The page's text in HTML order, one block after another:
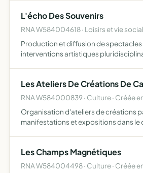
l'autonomie et l…
L'écho Des Souvenirs
RNA W584004618 · Loisirs et vie
Production et diffusion de spectacles
interventions artistiques
culture…
Les Ateliers De Créations De
RNA W584000839 · Culture · Créée
Organisation d'ateliers de créations
manifestations et expositions dans le
Les Champs Magnétiques
RNA W584004498 · Culture · Créée